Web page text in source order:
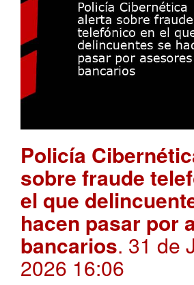
Policía
sobre fraude
el que
hacen pasar por
bancarios. 31 de
2026 16:06